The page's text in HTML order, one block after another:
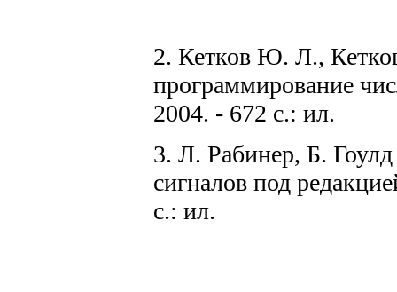
2. Кетков Ю. Л.,
программирование
2004. - 672 с.: ил.
3. Л. Рабинер, Б.
сигналов под
с.: ил.